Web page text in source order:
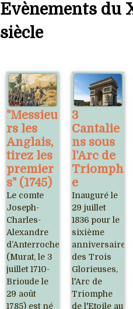
Evènements du
siècle
"Messieu
rs les
Anglais,
tirez les
premier
s" (1745)
Le comte
Joseph-
Charles-
Alexandre
d’Anterroches
(Murat, le 3
juillet 1710-
Brioude le
29 août
1785) est né
3
Cantalie
ns sous
l'Arc de
Triomph
e
Inauguré le
29 juillet
1836 pour le
sixième
anniversaire
des Trois
Glorieuses,
l'Arc de
Triomphe
de l'Etoile au